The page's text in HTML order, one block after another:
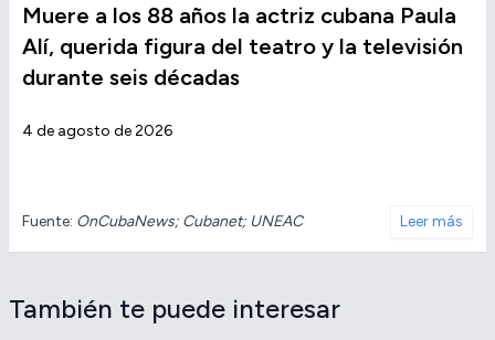
Muere a los 88 años la actriz cubana Paula
Alí, querida figura del teatro y la televisión
durante seis décadas
4 de agosto de 2026
Fuente: OnCubaNews; Cubanet; UNEAC Leer más
También te puede interesar